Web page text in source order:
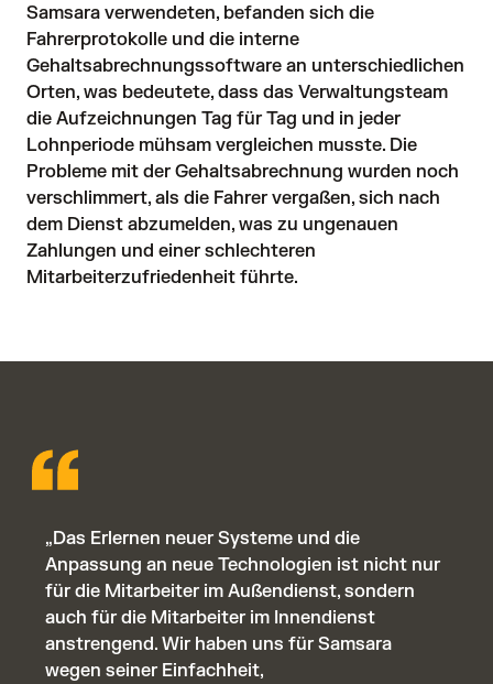
Samsara verwendeten, befanden sich die
Fahrerprotokolle und die interne
Gehaltsabrechnungssoftware an unterschiedlichen
Orten, was bedeutete, dass das Verwaltungsteam
die Aufzeichnungen Tag für Tag und in jeder
Lohnperiode mühsam vergleichen musste. Die
Probleme mit der Gehaltsabrechnung wurden noch
verschlimmert, als die Fahrer vergaßen, sich nach
dem Dienst abzumelden, was zu ungenauen
Zahlungen und einer schlechteren
Mitarbeiterzufriedenheit führte.
„Das Erlernen neuer Systeme und die
Anpassung an neue Technologien ist nicht nur
für die Mitarbeiter im Außendienst, sondern
auch für die Mitarbeiter im Innendienst
anstrengend. Wir haben uns für Samsara
wegen seiner Einfachheit,